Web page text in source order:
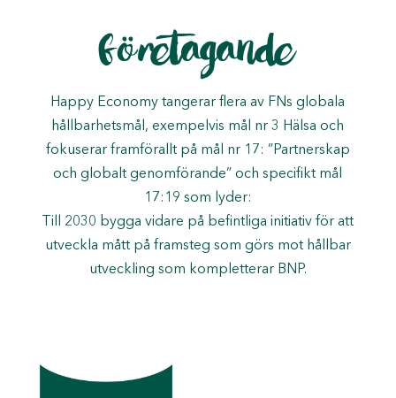
företagande
Happy Economy tangerar flera av FNs globala
hållbarhetsmål, exempelvis mål nr 3 Hälsa och
fokuserar framförallt på mål nr 17: ”Partnerskap
och globalt genomförande” och specifikt mål
17:19 som lyder:
Till 2030 bygga vidare på befintliga initiativ för att
utveckla mått på framsteg som görs mot hållbar
utveckling som kompletterar BNP.